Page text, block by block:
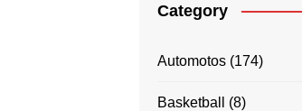
Category
Automotos (174)
Basketball (8)